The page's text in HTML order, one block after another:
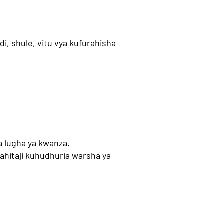
shule, vitu vya kufurahisha
lugha ya kwanza.
kuhudhuria warsha ya